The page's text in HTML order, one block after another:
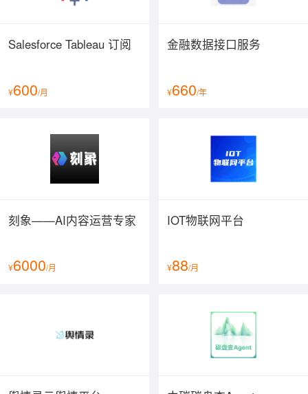
Salesforce Tableau 订阅
¥600/月
金融数据接口服务
¥660/年
刻象——AI内容运营专家
¥6000/月
IOT物联网平台
¥88/月